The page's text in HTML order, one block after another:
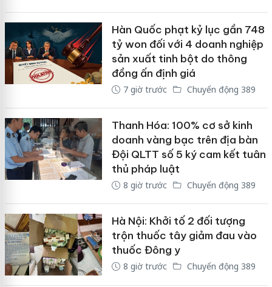
Hàn Quốc phạt kỷ lục gần 748
tỷ won đối với 4 doanh nghiệp
sản xuất tinh bột do thông
đồng ấn định giá
7 giờ trước Chuyển động 389
Thanh Hóa: 100% cơ sở kinh
doanh vàng bạc trên địa bàn
Đội QLTT số 5 ký cam kết tuân
thủ pháp luật
8 giờ trước Chuyển động 389
Hà Nội: Khởi tố 2 đối tượng
trộn thuốc tây giảm đau vào
thuốc Đông y
8 giờ trước Chuyển động 389